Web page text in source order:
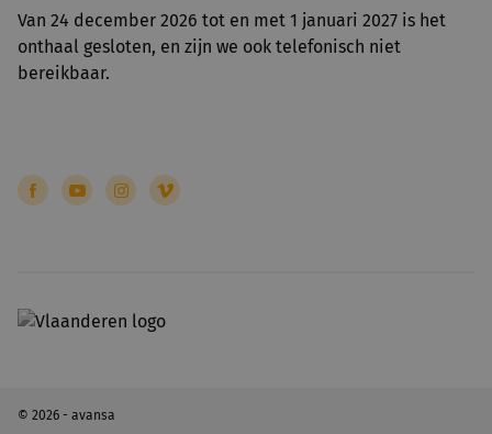
Van 24 december 2026 tot en met 1 januari 2027 is het
onthaal gesloten, en zijn we ook telefonisch niet
bereikbaar.
© 2026 - avansa